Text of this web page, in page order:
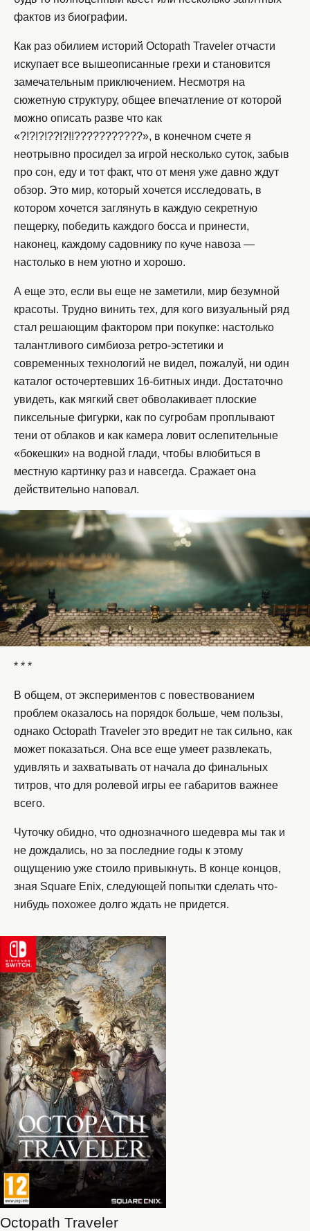
фактов из биографии.
Как раз обилием историй Octopath Traveler отчасти
искупает все вышеописанные грехи и становится
замечательным приключением. Несмотря на
сюжетную структуру, общее впечатление от которой
можно описать разве что как
«?!?!?!??!?!!???????????», в конечном счете я
неотрывно просидел за игрой несколько суток, забыв
про сон, еду и тот факт, что от меня уже давно ждут
обзор. Это мир, который хочется исследовать, в
котором хочется заглянуть в каждую секретную
пещерку, победить каждого босса и принести,
наконец, каждому садовнику по куче навоза —
настолько в нем уютно и хорошо.
А еще это, если вы еще не заметили, мир безумной
красоты. Трудно винить тех, для кого визуальный ряд
стал решающим фактором при покупке: настолько
талантливого симбиоза ретро-эстетики и
современных технологий не видел, пожалуй, ни один
каталог осточертевших 16-битных инди. Достаточно
увидеть, как мягкий свет обволакивает плоские
пиксельные фигурки, как по сугробам проплывают
тени от облаков и как камера ловит ослепительные
«бокешки» на водной глади, чтобы влюбиться в
местную картинку раз и навсегда. Сражает она
действительно наповал.
* * *
В общем, от экспериментов с повествованием
проблем оказалось на порядок больше, чем пользы,
однако Octopath Traveler это вредит не так сильно, как
может показаться. Она все еще умеет развлекать,
удивлять и захватывать от начала до финальных
титров, что для ролевой игры ее габаритов важнее
всего.
Чуточку обидно, что однозначного шедевра мы так и
не дождались, но за последние годы к этому
ощущению уже стоило привыкнуть. В конце концов,
зная Square Enix, следующей попытки сделать что-
нибудь похожее долго ждать не придется.
Octopath Traveler